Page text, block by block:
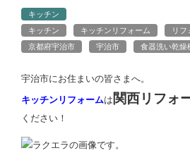
キッチン
キッチン
キッチンリフォーム リフ
京都府宇治市
宇治市 食器洗い乾燥
宇治市にお住まいの皆さまへ。
キッチンリフォームは 関西リフォ
ください！